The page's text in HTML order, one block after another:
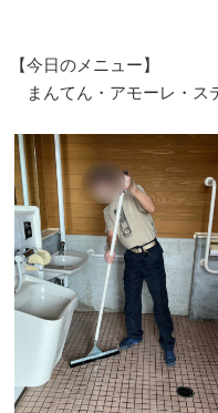
【今日のメニュー】
まんてん・アモーレ・ス